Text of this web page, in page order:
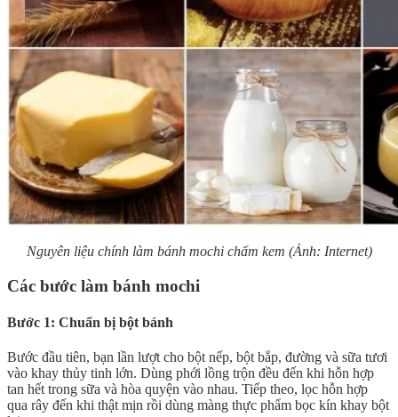
Nguyên liệu chính làm bánh mochi chấm kem (Ảnh: Internet)
Các bước làm bánh mochi
Bước 1: Chuẩn bị bột bánh
Bước đầu tiên, bạn lần lượt cho bột nếp, bột bắp, đường và sữa tươi
vào khay thủy tinh lớn. Dùng phới lồng trộn đều đến khi hỗn hợp
tan hết trong sữa và hòa quyện vào nhau. Tiếp theo, lọc hỗn hợp
qua rây đến khi thật mịn rồi dùng màng thực phẩm bọc kín khay bột